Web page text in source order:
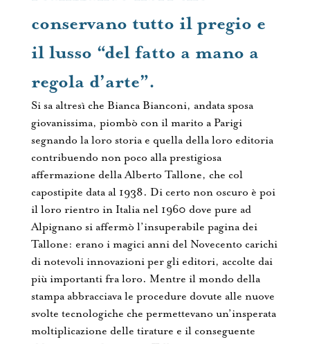
conservano tutto il pregio e
il lusso “del fatto a mano a
regola d’arte”.
Si sa altresì che Bianca Bianconi, andata sposa
giovanissima, piombò con il marito a Parigi
segnando la loro storia e quella della loro editoria
contribuendo non poco alla prestigiosa
affermazione della Alberto Tallone, che col
capostipite data al 1938. Di certo non oscuro è poi
il loro rientro in Italia nel 1960 dove pure ad
Alpignano si affermò l’insuperabile pagina dei
Tallone: erano i magici anni del Novecento carichi
di notevoli innovazioni per gli editori, accolte dai
più importanti fra loro. Mentre il mondo della
stampa abbracciava le procedure dovute alle nuove
svolte tecnologiche che permettevano un’insperata
moltiplicazione delle tirature e il conseguente